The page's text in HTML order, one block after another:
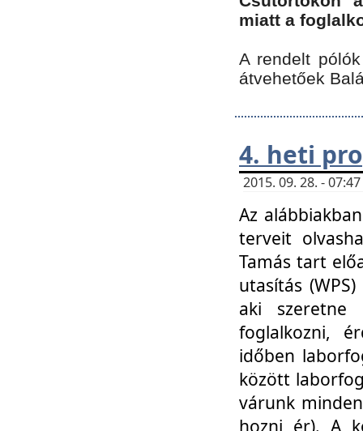
miatt a
A rendelt
átvehetőek
4. heti
2015. 09. 28. -
Az
terveit
Tamás tart
utasítás
aki szeretne
foglalkozni,
időben
között
várunk
hozni ér). A